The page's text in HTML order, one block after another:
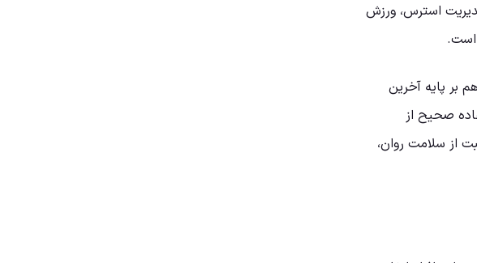
استرس، ورزش
است.
بر پایه آخرین
صحیح از
از سلامت روان،